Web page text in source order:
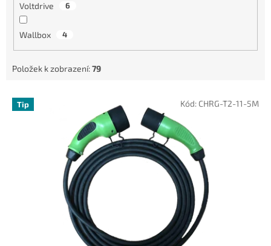
Voltdrive 6
Wallbox 4
Položek k zobrazení:79
V Tip Kód: CHRG-T2-11-5M